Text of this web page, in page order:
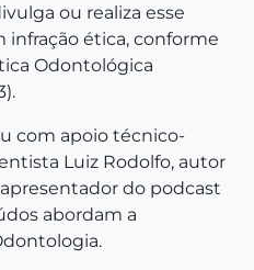
ou realiza esse
ética, conforme
Odontológica
com apoio técnico-
Luiz Rodolfo, autor
do podcast
abordam a